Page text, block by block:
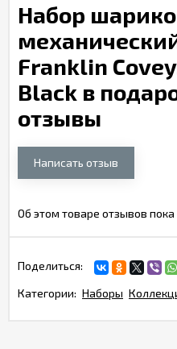
Набор
Franklin
Black в
отзывы
Написать отзыв
Об этом товаре отзывов
Поделиться:
Категории: Наборы